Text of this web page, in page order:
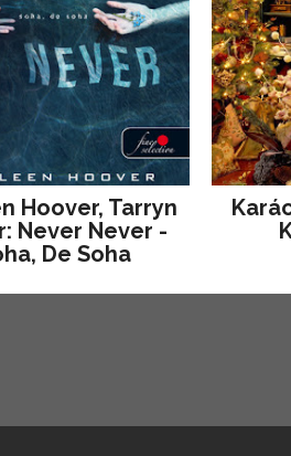
Hoover, Tarryn
Never Never -
De Soha